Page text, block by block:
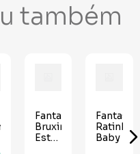
também
Fantasia
Bruxinha
Esther
Fantasia
Ratinha
Baby